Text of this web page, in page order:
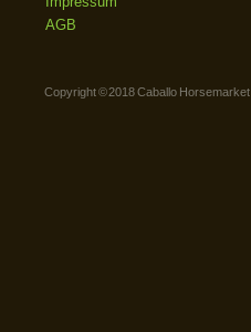
AGB
Copyright © 2018 Caballo Horsemarket